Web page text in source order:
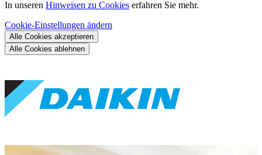
In unseren Hinweisen zu Cookies erfahren Sie mehr.
Cookie-Einstellungen ändern
Alle Cookies akzeptieren
Alle Cookies ablehnen